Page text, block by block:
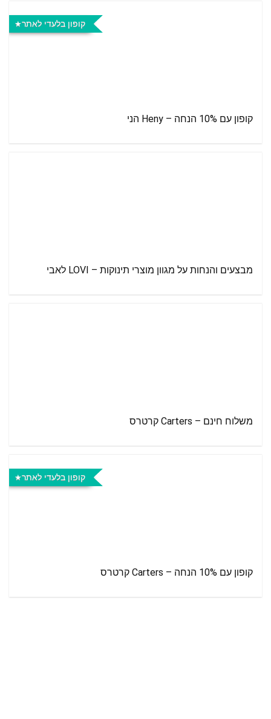
קופון בלעדי לאתר
קופון עם 10% הנחה – Heny הני
מבצעים והנחות על מגוון מוצרי תינוקות – LOVI לאבי
משלוח חינם – Carters קרטרס
קופון בלעדי לאתר
קופון עם 10% הנחה – Carters קרטרס